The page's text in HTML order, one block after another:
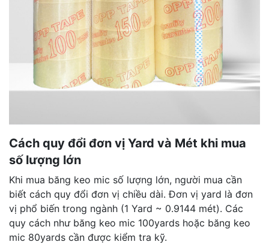
Cách quy đổi đơn vị Yard và Mét khi mua
số lượng lớn
Khi mua băng keo mic số lượng lớn, người mua cần
biết cách quy đổi đơn vị chiều dài. Đơn vị yard là đơn
vị phổ biến trong ngành (1 Yard ~ 0.9144 mét). Các
quy cách như băng keo mic 100yards hoặc băng keo
mic 80yards cần được kiểm tra kỹ.